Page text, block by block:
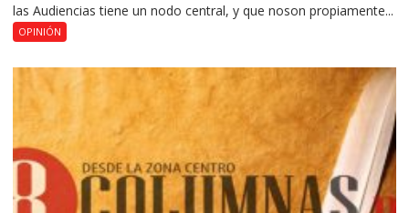
las Audiencias tiene un nodo central, y que noson propiamente...
OPINIÓN